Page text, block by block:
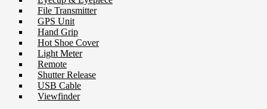
File Transmitter
GPS Unit
Hand Grip
Hot Shoe Cover
Light Meter
Remote
Shutter Release
USB Cable
Viewfinder